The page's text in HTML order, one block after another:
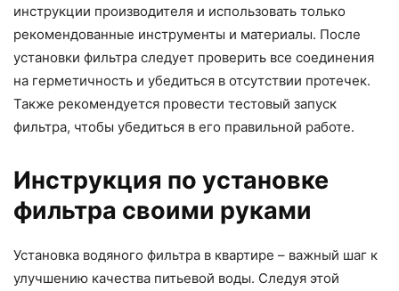
инструкции производителя и использовать только
рекомендованные инструменты и материалы. После
установки фильтра следует проверить все соединения
на герметичность и убедиться в отсутствии протечек.
Также рекомендуется провести тестовый запуск
фильтра, чтобы убедиться в его правильной работе.
Инструкция по установке
фильтра своими руками
Установка водяного фильтра в квартире – важный шаг к
улучшению качества питьевой воды. Следуя этой